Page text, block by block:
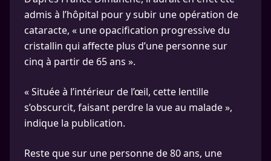
admis à l’hôpital pour y subir une opération de
cataracte, « une opacification progressive du
cristallin qui affecte plus d’une personne sur
cinq à partir de 65 ans ».
« Située à l’intérieur de l’œil, cette lentille
s’obscurcit, faisant perdre la vue au malade »,
indique la publication.
Reste que sur une personne de 80 ans, une